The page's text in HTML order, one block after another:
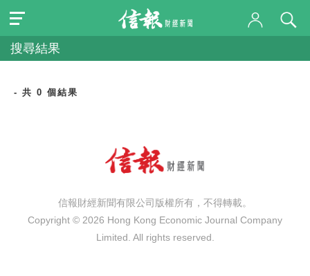
搜尋結果
- 共 0 個結果
信報財經新聞有限公司版權所有，不得轉載。
Copyright © 2026 Hong Kong Economic Journal Company
Limited. All rights reserved.